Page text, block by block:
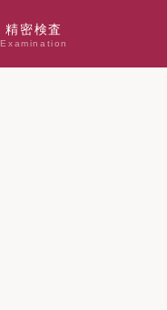
精密検査
Examination